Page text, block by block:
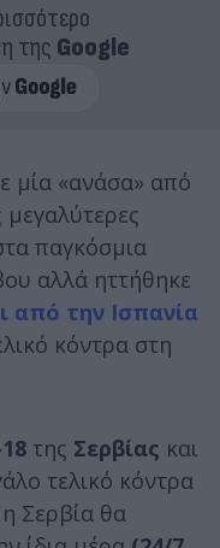
της Google
μία «ανάσα» από
παγκόσμια
αλλά ηττήθηκε
από την Ισπανία
κόντρα στη
της Σερβίας και
τελικό κόντρα
Σερβία θα